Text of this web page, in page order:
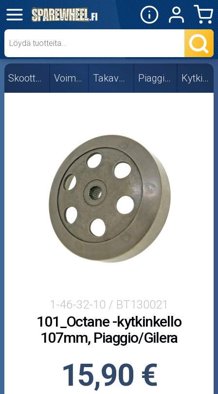
✕
Mopon osat
Skootterin osat
Kytkimen jouset
Vastapainejouset
Voimansiirtolevyt
Crossipyörän osat
Moottoripyörän osat
Mönkijän osat
Puutarha ja metsä
Ajovarusteet
Skootterin osat Voimansiirto Takavariaattori Piaggio/Gilera Kytkinkellot
1-46-32-10 / BT130021
101_Octane -kytkinkello
107mm, Piaggio/Gilera
15,90 €